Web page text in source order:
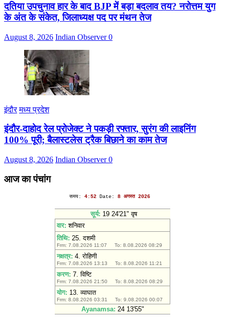
दतिया उपचुनाव हार के बाद BJP में बड़ा बदलाव तय? नरोत्तम युग
के अंत के संकेत, जिलाध्यक्ष पद पर मंथन तेज
August 8, 2026 Indian Observer0
इंदौर मध्य प्रदेश
इंदौर-दाहोद रेल प्रोजेक्ट ने पकड़ी रफ्तार, सुरंग की लाइनिंग
100% पूरी; बैलास्टलेस ट्रैक बिछाने का काम तेज
August 8, 2026 Indian Observer0
आज का पंचांग